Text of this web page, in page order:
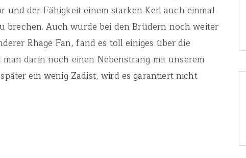
und der Fähigkeit einem starken Kerl auch einmal
brechen. Auch wurde bei den Brüdern noch weiter
Rhage Fan, fand es toll einiges über die
darin noch einen Nebenstrang mit unserem
ein wenig Zadist, wird es garantiert nicht